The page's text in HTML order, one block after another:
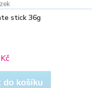
stick 36g
do košíku